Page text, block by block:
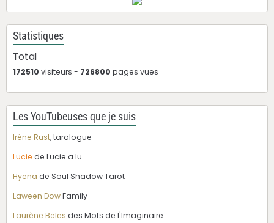
Statistiques
Total
172510 visiteurs - 726800 pages vues
Les YouTubeuses que je suis
Irène Rust, tarologue
Lucie de Lucie a lu
Hyena de Soul Shadow Tarot
Laween DowFamily
Laurène Beles des Mots de l'Imaginaire